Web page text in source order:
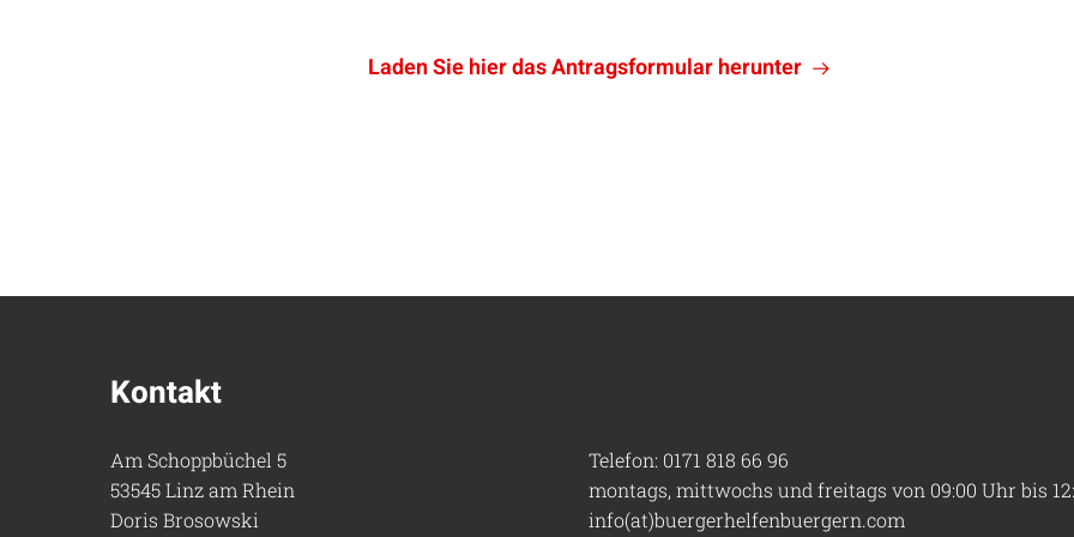
Laden Sie hier das Antragsformular herunter 
Kontakt
Am Schoppbüchel 5
53545 Linz am Rhein
Doris Brosowski
Telefon: 0171 818 66 96
montags, mittwochs und freitags von 09:00 Uhr bis
info(at)buergerhelfenbuergern.com